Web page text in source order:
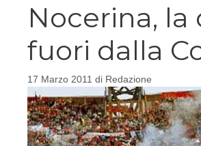
Nocerina, la
fuori dalla
17 Marzo 2011 di Redazione